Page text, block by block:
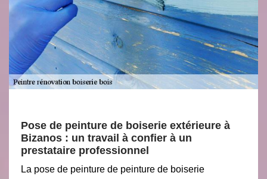
Pose de peinture de boiserie extérieure à
Bizanos : un travail à confier à un
prestataire professionnel
La pose de peinture de peinture de boiserie